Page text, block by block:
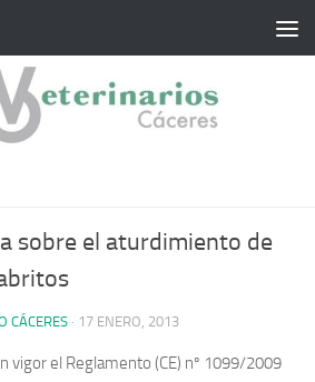
sobre el aturdimiento de
CÁCERES · 17 ENERO, 2013
vigor el Reglamento (CE) nº 1099/2009